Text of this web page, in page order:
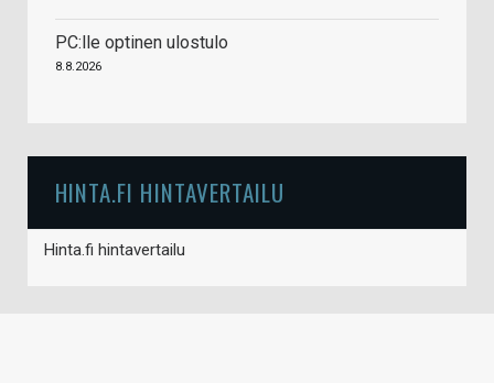
PC:lle optinen ulostulo
8.8.2026
HINTA.FI HINTAVERTAILU
Hinta.fi hintavertailu